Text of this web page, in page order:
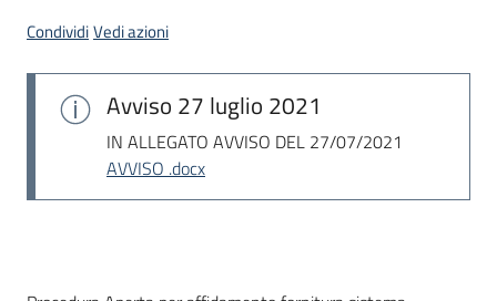
CondividiVedi azioni
Avviso 27 luglio 2021
IN ALLEGATO AVVISO DEL 27/07/2021
AVVISO .docx